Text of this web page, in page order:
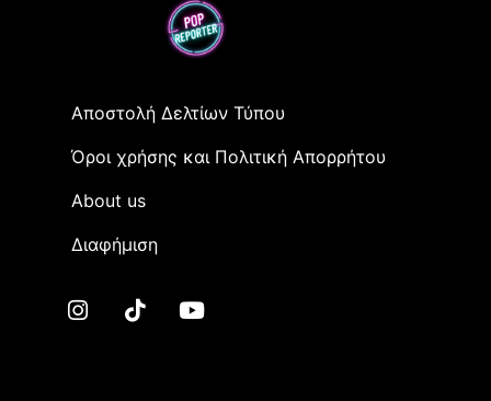
Αποστολή Δελτίων Τύπου
Όροι χρήσης και Πολιτική Απορρήτου
Αbout us
Διαφήμιση